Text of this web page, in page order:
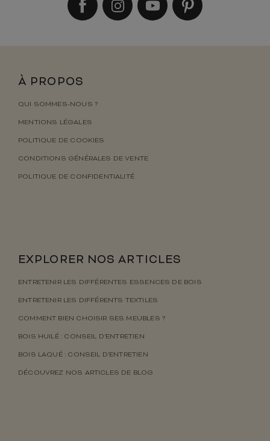
À PROPOS
QUI SOMMES-NOUS ?
MENTIONS LÉGALES
POLITIQUE DE COOKIES
CONDITIONS GÉNÉRALES DE VENTE
POLITIQUE DE CONFIDENTIALITÉ
EXPLORER NOS ARTICLES
ENTRETENIR LES DIFFÉRENTES ESSENCES DE BOIS
ENTRETENIR LES DIFFÉRENTS TEXTILES
COMMENT BIEN CHOISIR SES MEUBLES ?
BOIS HUILÉ : CONSEIL D’ENTRETIEN
BOIS LAQUÉ : CONSEIL D’ENTRETIEN
DÉCOUVREZ NOS ARTICLES DE BLOG